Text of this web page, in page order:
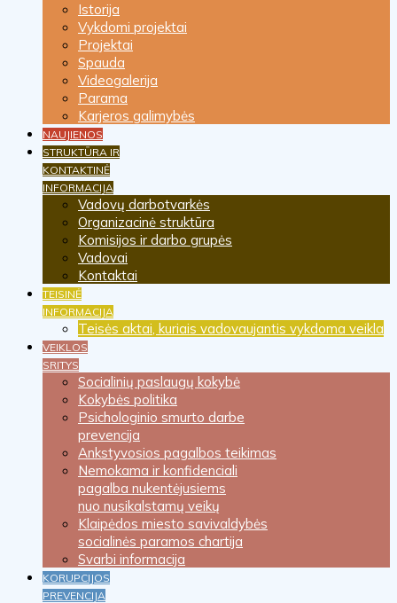
Istorija
Vykdomi projektai
Projektai
Spauda
Videogalerija
Parama
Karjeros galimybės
NAUJIENOS
STRUKTŪRA IR
KONTAKTINĖ
INFORMACIJA
Vadovų darbotvarkės
Organizacinė struktūra
Komisijos ir darbo grupės
Vadovai
Kontaktai
TEISINĖ
INFORMACIJA
Teisės aktai, kuriais vadovaujantis vykdoma veikla
VEIKLOS
SRITYS
Socialinių paslaugų kokybė
Kokybės politika
Psichologinio smurto darbe
prevencija
Ankstyvosios pagalbos teikimas
Nemokama ir konfidenciali
pagalba nukentėjusiems
nuo nusikalstamų veikų
Klaipėdos miesto savivaldybės
socialinės paramos chartija
Svarbi informacija
KORUPCIJOS
PREVENCIJA